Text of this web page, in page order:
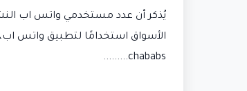
الأسواق استخدامًا لتطبيق واتس اب، بأكثر من 200
chababs.........